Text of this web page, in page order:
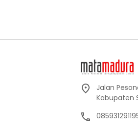
Jalan
Kabupaten